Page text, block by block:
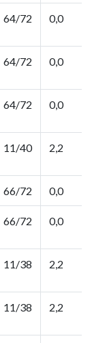
64/72 0,0
64/72 0,0
64/72 0,0
11/40 2,2
66/72 0,0
66/72 0,0
11/38 2,2
11/38 2,2